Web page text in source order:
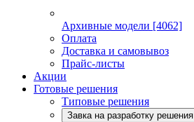
Архивные модели [4062]
Оплата
Доставка и самовывоз
Прайс-листы
Акции
Готовые решения
Типовые решения
Завка на разработку решения